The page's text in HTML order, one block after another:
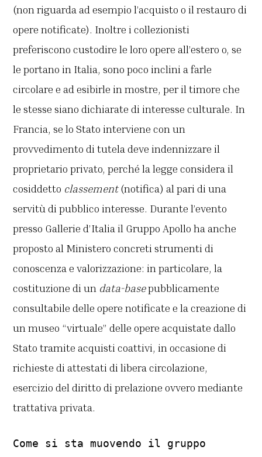
(non riguarda ad esempio l’acquisto o il restauro di
opere notificate). Inoltre i collezionisti
preferiscono custodire le loro opere all’estero o, se
le portano in Italia, sono poco inclini a farle
circolare e ad esibirle in mostre, per il timore che
le stesse siano dichiarate di interesse culturale. In
Francia, se lo Stato interviene con un
provvedimento di tutela deve indennizzare il
proprietario privato, perché la legge considera il
cosiddetto classement(notifica) al pari di una
servitù di pubblico interesse. Durante l’evento
presso Gallerie d’Italia il Gruppo Apollo ha anche
proposto al Ministero concreti strumenti di
conoscenza e valorizzazione: in particolare, la
costituzione di un data-basepubblicamente
consultabile delle opere notificate e la creazione di
un museo “virtuale” delle opere acquistate dallo
Stato tramite acquisti coattivi, in occasione di
richieste di attestati di libera circolazione,
esercizio del diritto di prelazione ovvero mediante
trattativa privata.
Come si sta muovendo il gruppo